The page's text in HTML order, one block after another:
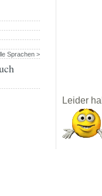
Leider
Sprachen >